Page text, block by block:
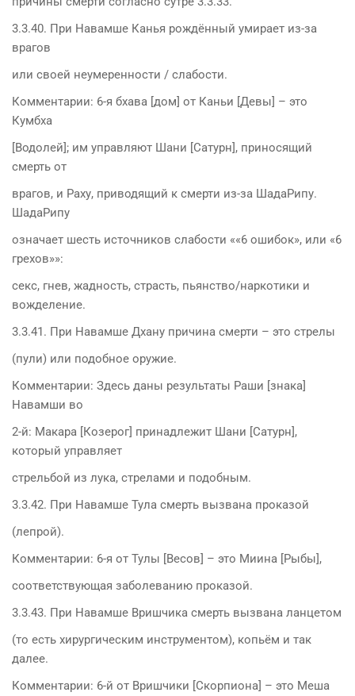
3.3.40. При Навамше Канья рождённый умирает из-за
врагов
или своей неумеренности / слабости.
Комментарии: 6-я бхава [дом] от Каньи [Девы] – это
Кумбха
[Водолей]; им управляют Шани [Сатурн], приносящий
смерть от
врагов, и Раху, приводящий к смерти из-за ШадаРипу.
ШадаРипу
означает шесть источников слабости ««6 ошибок», или «6
грехов»»:
секс, гнев, жадность, страсть, пьянство/наркотики и
вожделение.
3.3.41. При Навамше Дхану причина смерти – это стрелы
(пули) или подобное оружие.
Комментарии: Здесь даны результаты Раши [знака]
Навамши во
2-й: Макара [Козерог] принадлежит Шани [Сатурн],
который управляет
стрельбой из лука, стрелами и подобным.
3.3.42. При Навамше Тула смерть вызвана проказой
(лепрой).
Комментарии: 6-я от Тулы [Весов] – это Миина [Рыбы],
соответствующая заболеванию проказой.
3.3.43. При Навамше Вришчика смерть вызвана ланцетом
(то есть хирургическим инструментом), копьём и так
далее.
Комментарии: 6-й от Вришчики [Скорпиона] – это Меша